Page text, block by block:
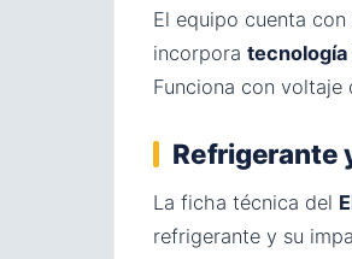
El equipo cuenta
incorpora
Funciona con voltaje
Refrigerante
La ficha técnica del
refrigerante y su